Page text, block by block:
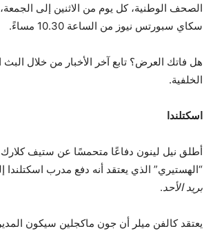
الصحف الوطنية، كل يوم من الاثنين إلى
سكاي سبورتس نيوز من الساعة 10.30 مساءً.
هل فاتك العرض؟ تابع آخر الأخبار من خلال
الخلفية.
اسكتلندا
أطلق نيل لينون دفاعًا متحمسًا عن ستيف كلارك –
“الهستيري” الذي يعتقد أنه دفع مدرب
بريد الأحد.
يعتقد كالفن ميلر أن جون ماكجلين سيكون